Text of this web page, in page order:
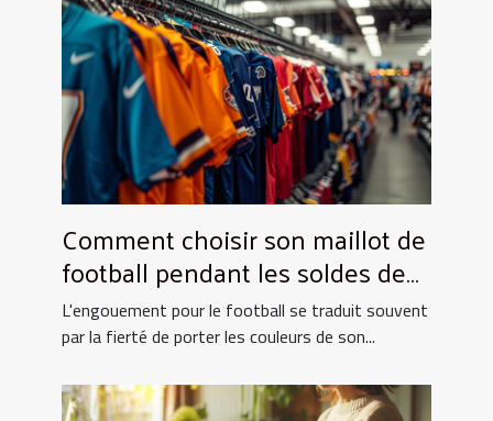
Comment choisir son maillot de
football pendant les soldes de
grande envergure
L'engouement pour le football se traduit souvent
par la fierté de porter les couleurs de son...